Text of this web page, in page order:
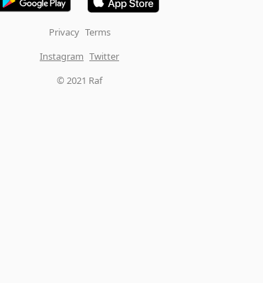
Privacy Terms
Instagram Twitter
© 2021 Raf